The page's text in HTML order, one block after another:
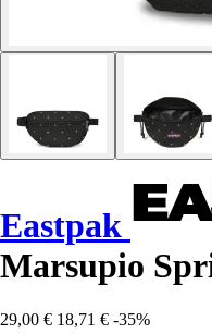
Eastpak
Marsupio
29,00 € 18,71 € -35%